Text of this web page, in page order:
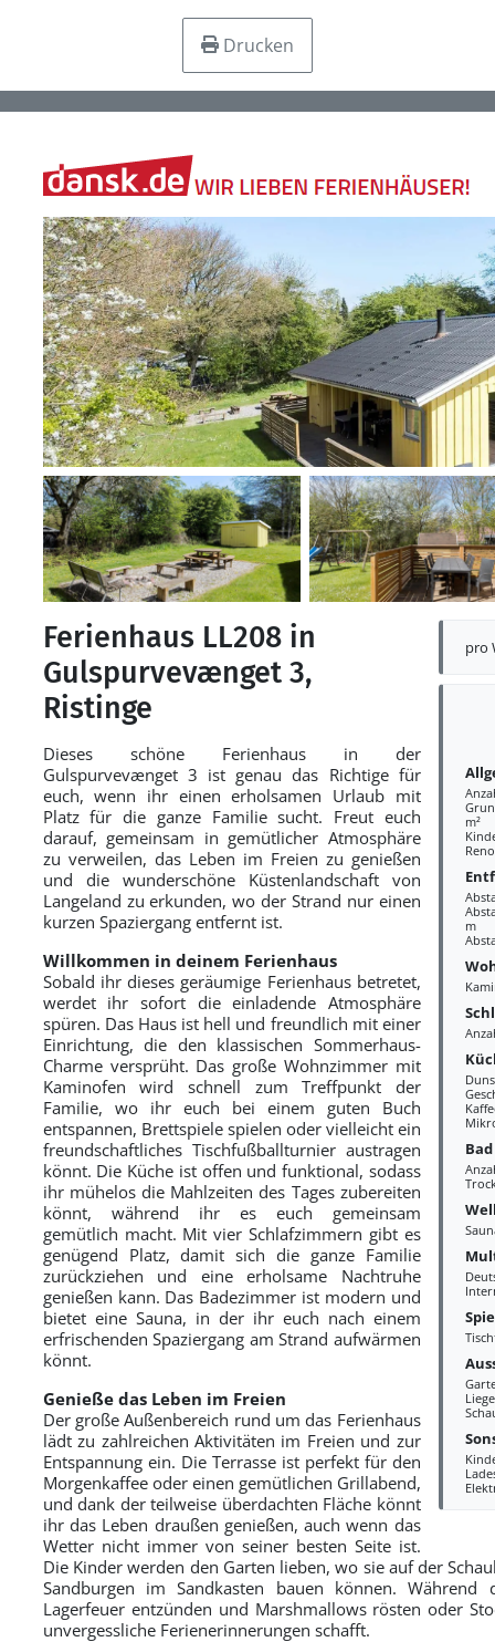
Drucken
pro
m²
m
Bad
Ferienhaus LL208 in
Gulspurvevænget 3,
Ristinge
Dieses schöne Ferienhaus in der
Gulspurvevænget 3 ist genau das Richtige für
euch, wenn ihr einen erholsamen Urlaub mit
Platz für die ganze Familie sucht. Freut euch
darauf, gemeinsam in gemütlicher Atmosphäre
zu verweilen, das Leben im Freien zu genießen
und die wunderschöne Küstenlandschaft von
Langeland zu erkunden, wo der Strand nur einen
kurzen Spaziergang entfernt ist.
Willkommen in deinem Ferienhaus
Sobald ihr dieses geräumige Ferienhaus betretet,
werdet ihr sofort die einladende Atmosphäre
spüren. Das Haus ist hell und freundlich mit einer
Einrichtung, die den klassischen Sommerhaus-
Charme versprüht. Das große Wohnzimmer mit
Kaminofen wird schnell zum Treffpunkt der
Familie, wo ihr euch bei einem guten Buch
entspannen, Brettspiele spielen oder vielleicht ein
freundschaftliches Tischfußballturnier austragen
könnt. Die Küche ist offen und funktional, sodass
ihr mühelos die Mahlzeiten des Tages zubereiten
könnt, während ihr es euch gemeinsam
gemütlich macht. Mit vier Schlafzimmern gibt es
genügend Platz, damit sich die ganze Familie
zurückziehen und eine erholsame Nachtruhe
genießen kann. Das Badezimmer ist modern und
bietet eine Sauna, in der ihr euch nach einem
erfrischenden Spaziergang am Strand aufwärmen
könnt.
Genieße das Leben im Freien
Der große Außenbereich rund um das Ferienhaus
lädt zu zahlreichen Aktivitäten im Freien und zur
Entspannung ein. Die Terrasse ist perfekt für den
Morgenkaffee oder einen gemütlichen Grillabend,
und dank der teilweise überdachten Fläche könnt
ihr das Leben draußen genießen, auch wenn das
Wetter nicht immer von seiner besten Seite ist.
Die Kinder werden den Garten lieben, wo sie auf der
Sandburgen im Sandkasten bauen können.
Lagerfeuer entzünden und Marshmallows rösten oder
unvergessliche Ferienerinnerungen schafft.